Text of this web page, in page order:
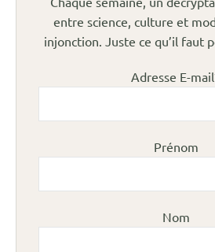
entre science, culture et
injonction. Juste ce qu’il faut
Adresse E-
Prénom
Nom